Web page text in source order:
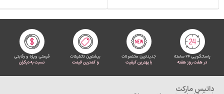
پاسخگویی 24 ساعته
در هفت روز هفته
جدیدترین محصولات
با بهترین کیفیت
بیشترین تخفیفات
و کمترین قیمت
قیمتی ویژه و رقابتی
نسبت به دیگران
داتیس مارکت